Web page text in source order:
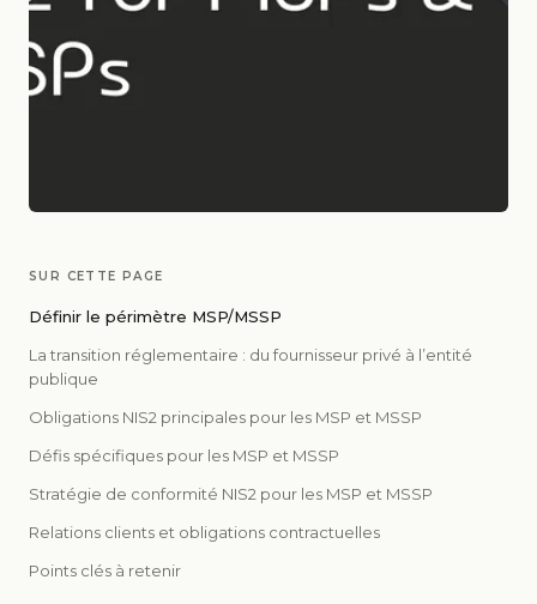
SUR CETTE PAGE
Définir le périmètre MSP/MSSP
La transition réglementaire : du fournisseur privé à l’entité
publique
Obligations NIS2 principales pour les MSP et MSSP
Défis spécifiques pour les MSP et MSSP
Stratégie de conformité NIS2 pour les MSP et MSSP
Relations clients et obligations contractuelles
Points clés à retenir